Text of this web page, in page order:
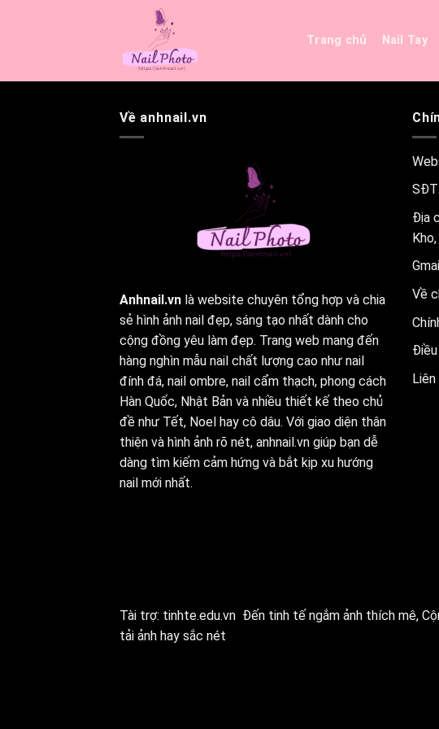
Trang chủ Nail Tay
Về anhnail.vn
Anhnail.vn là website chuyên tổng hợp và chia
sẻ hình ảnh nail đẹp, sáng tạo nhất dành cho
cộng đồng yêu làm đẹp. Trang web mang đến
hàng nghìn mẫu nail chất lượng cao như nail
đính đá, nail ombre, nail cẩm thạch, phong cách
Hàn Quốc, Nhật Bản và nhiều thiết kế theo chủ
đề như Tết, Noel hay cô dâu. Với giao diện thân
thiện và hình ảnh rõ nét, anhnail.vn giúp bạn dễ
dàng tìm kiếm cảm hứng và bắt kịp xu hướng
nail mới nhất.
Địa
Về
Liên
Tài trợ: tinhte.edu.vn Đến tinh tế ngắm ảnh thích mê,
tải ảnh hay sắc nét